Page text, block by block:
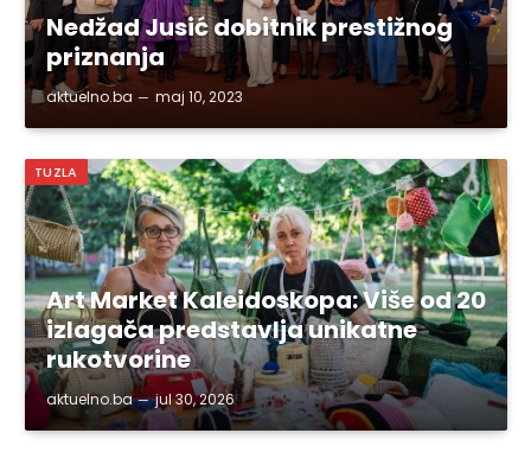
Nedžad Jusić dobitnik prestižnog
priznanja
aktuelno.ba maj 10, 2023
TUZLA
Art Market Kaleidoskopa: Više od 20
izlagača predstavlja unikatne
rukotvorine
aktuelno.ba jul 30, 2026